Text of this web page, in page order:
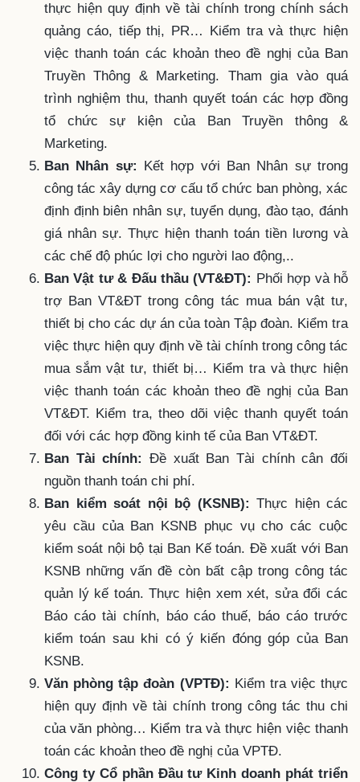
thực hiện quy định về tài chính trong chính sách
quảng cáo, tiếp thị, PR… Kiểm tra và thực hiện
việc thanh toán các khoản theo đề nghị của Ban
Truyền Thông & Marketing. Tham gia vào quá
trình nghiệm thu, thanh quyết toán các hợp đồng
tổ chức sự kiện của Ban Truyền thông &
Marketing.
Ban Nhân sự: Kết hợp với Ban Nhân sự trong
công tác xây dựng cơ cấu tổ chức ban phòng, xác
định định biên nhân sự, tuyển dụng, đào tạo, đánh
giá nhân sự. Thực hiện thanh toán tiền lương và
các chế độ phúc lợi cho người lao động,..
Ban Vật tư & Đấu thầu (VT&ĐT): Phối hợp và hỗ
trợ Ban VT&ĐT trong công tác mua bán vật tư,
thiết bị cho các dự án của toàn Tập đoàn. Kiểm tra
việc thực hiện quy định về tài chính trong công tác
mua sắm vật tư, thiết bị… Kiểm tra và thực hiện
việc thanh toán các khoản theo đề nghị của Ban
VT&ĐT. Kiểm tra, theo dõi việc thanh quyết toán
đối với các hợp đồng kinh tế của Ban VT&ĐT.
Ban Tài chính: Đề xuất Ban Tài chính cân đối
nguồn thanh toán chi phí.
Ban kiểm soát nội bộ (KSNB): Thực hiện các
yêu cầu của Ban KSNB phục vụ cho các cuộc
kiểm soát nội bộ tại Ban Kế toán. Đề xuất với Ban
KSNB những vấn đề còn bất cập trong công tác
quản lý kế toán. Thực hiện xem xét, sửa đổi các
Báo cáo tài chính, báo cáo thuế, báo cáo trước
kiểm toán sau khi có ý kiến đóng góp của Ban
KSNB.
Văn phòng tập đoàn (VPTĐ): Kiểm tra việc thực
hiện quy định về tài chính trong công tác thu chi
của văn phòng… Kiểm tra và thực hiện việc thanh
toán các khoản theo đề nghị của VPTĐ.
Công ty Cổ phần Đầu tư Kinh doanh phát triển